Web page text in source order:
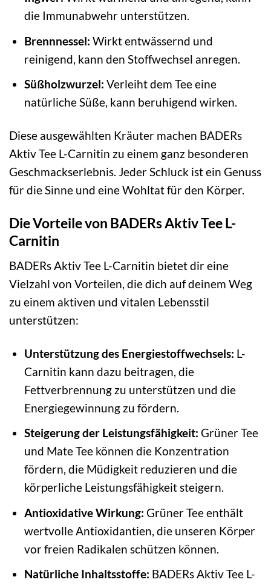
die Immunabwehr unterstützen.
Brennnessel: Wirkt entwässernd und
reinigend, kann den Stoffwechsel anregen.
Süßholzwurzel: Verleiht dem Tee eine
natürliche Süße, kann beruhigend wirken.
Diese ausgewählten Kräuter machen BADERs
Aktiv Tee L-Carnitin zu einem ganz besonderen
Geschmackserlebnis. Jeder Schluck ist ein Genuss
für die Sinne und eine Wohltat für den Körper.
Die Vorteile von BADERs Aktiv Tee L-
Carnitin
BADERs Aktiv Tee L-Carnitin bietet dir eine
Vielzahl von Vorteilen, die dich auf deinem Weg
zu einem aktiven und vitalen Lebensstil
unterstützen:
Unterstützung des Energiestoffwechsels: L-
Carnitin kann dazu beitragen, die
Fettverbrennung zu unterstützen und die
Energiegewinnung zu fördern.
Steigerung der Leistungsfähigkeit: Grüner Tee
und Mate Tee können die Konzentration
fördern, die Müdigkeit reduzieren und die
körperliche Leistungsfähigkeit steigern.
Antioxidative Wirkung: Grüner Tee enthält
wertvolle Antioxidantien, die unseren Körper
vor freien Radikalen schützen können.
Natürliche Inhaltsstoffe: BADERs Aktiv Tee L-